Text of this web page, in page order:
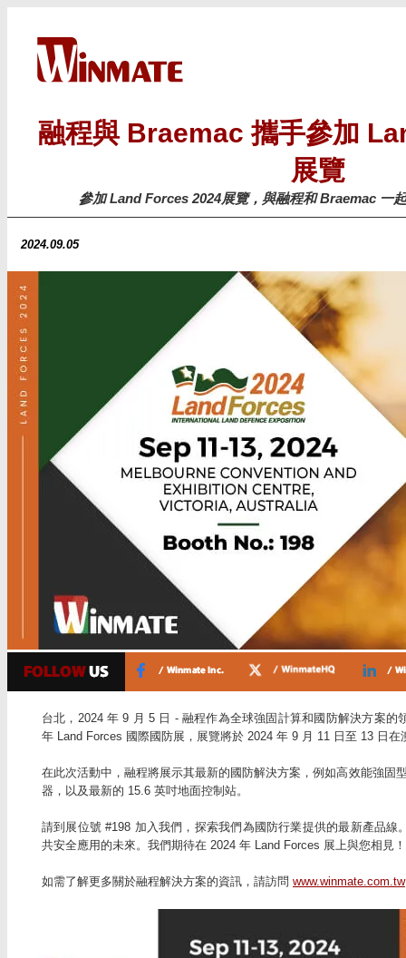
融程與 Braemac 攜手參加
展覽
參加 Land Forces 2024展覽，與融程和 Braemac 一
2024.09.05
台北，2024 年 9 月 5 日 - 融程作為全球強固計算和國防解決方案的
年 Land Forces 國際國防展，展覽將於 2024 年 9 月 11 日至 13 日
在此次活動中，融程將展示其最新的國防解決方案，例如高效能強固
器，以及最新的 15.6 英吋地面控制站。
請到展位號 #198 加入我們，探索我們為國防行業提供的最新產品
共安全應用的未來。我們期待在 2024 年 Land Forces 展上與您相見！
如需了解更多關於融程解決方案的資訊，請訪問 www.winmate.com.tw